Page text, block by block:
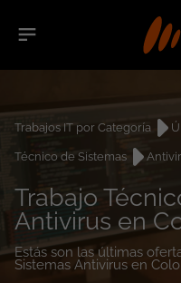
Trabajos IT por Categoría
Técnico de Sistemas
Trabajo
Antivirus en
Estás son las últimas
Sistemas Antivirus en